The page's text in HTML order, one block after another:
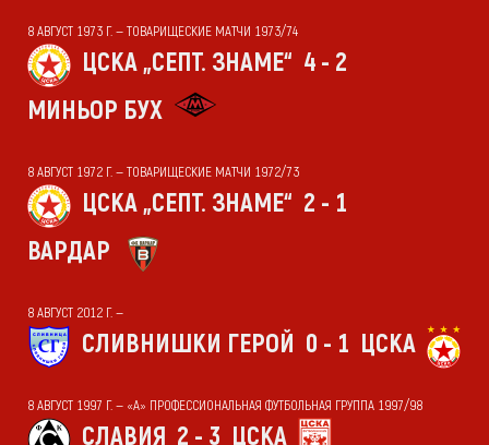
8 АВГУСТ 1973 Г. — ТОВАРИЩЕСКИЕ МАТЧИ 1973/74
ЦСКА „СЕПТ. ЗНАМЕ“ 4 - 2
МИНЬОР БУХ
8 АВГУСТ 1972 Г. — ТОВАРИЩЕСКИЕ МАТЧИ 1972/73
ЦСКА „СЕПТ. ЗНАМЕ“ 2 - 1
ВАРДАР
8 АВГУСТ 2012 Г. —
СЛИВНИШКИ ГЕРОЙ 0 - 1 ЦСКА
8 АВГУСТ 1997 Г. — «А» ПРОФЕССИОНАЛЬНАЯ ФУТБОЛЬНАЯ ГРУППА 1997/98
СЛАВИЯ 2 - 3 ЦСКА